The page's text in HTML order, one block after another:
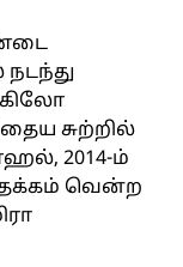
கிலோ
சுற்றில்
2014-ம்
வென்ற